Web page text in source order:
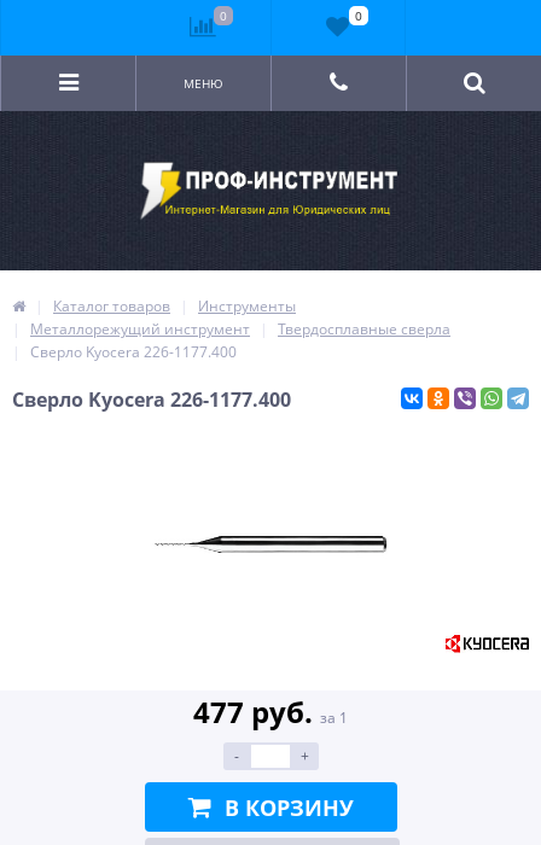
МЕНЮ
Каталог товаров
Инструменты
Металлорежущий инструмент
Твердосплавные сверла
Сверло Kyocera 226-1177.400
Сверло Kyocera 226-1177.400
477 руб. за 1
-
+
В КОРЗИНУ
0 0